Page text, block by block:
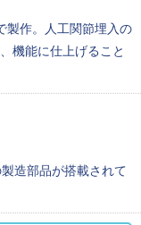
製作。人工関節埋入の
機能に仕上げること
造部品が搭載されて